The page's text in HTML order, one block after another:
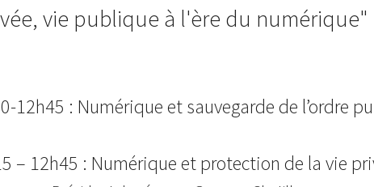
vie publique à l'ère du numérique"
12h45 : Numérique et sauvegarde de l’ordre
– 12h45 : Numérique et protection de la vie